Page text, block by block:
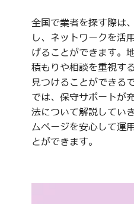
全国で業者を探す際は
し、ネットワークを活
げることができます。
積もりや相談を重視す
見つけることができる
では、保守サポートが
法について解説してい
ムページを安心して運
とができます。